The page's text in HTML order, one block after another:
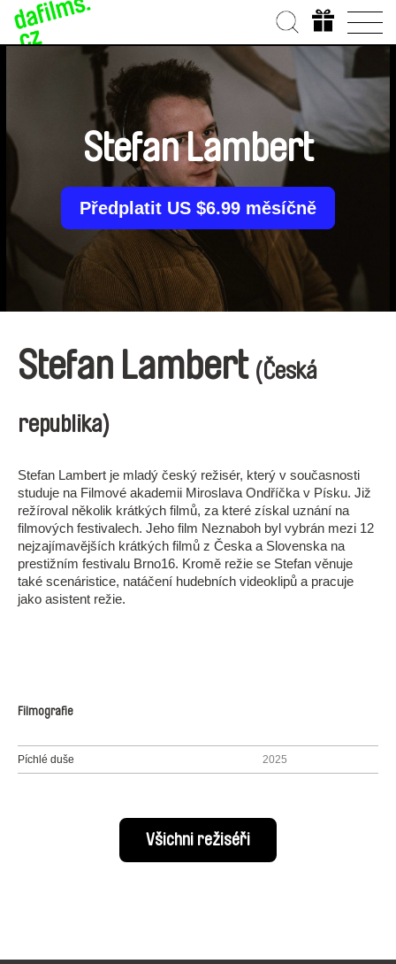
Stefan Lambert
Předplatit US $6.99 měsíčně
Stefan Lambert (Česká
republika)
Stefan Lambert je mladý český režisér, který v současnosti
studuje na Filmové akademii Miroslava Ondříčka v Písku. Již
režíroval několik krátkých filmů, za které získal uznání na
filmových festivalech. Jeho film Neznaboh byl vybrán mezi 12
nejzajímavějších krátkých filmů z Česka a Slovenska na
prestižním festivalu Brno16. Kromě režie se Stefan věnuje
také scenáristice, natáčení hudebních videoklipů a pracuje
jako asistent režie.
Filmografie
Píchlé duše 2025
Všichni režiséři